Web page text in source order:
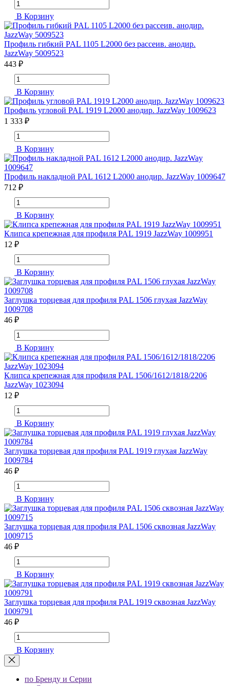
В Корзину
Профиль гибкий PAL 1105 L2000 без рассеив. анодир.
JazzWay 5009523
443 ₽
В Корзину
Профиль угловой PAL 1919 L2000 анодир. JazzWay 1009623
1 333 ₽
В Корзину
Профиль накладной PAL 1612 L2000 анодир. JazzWay 1009647
712 ₽
В Корзину
Клипса крепежная для профиля PAL 1919 JazzWay 1009951
12 ₽
В Корзину
Заглушка торцевая для профиля PAL 1506 глухая JazzWay
1009708
46 ₽
В Корзину
Клипса крепежная для профиля PAL 1506/1612/1818/2206
JazzWay 1023094
12 ₽
В Корзину
Заглушка торцевая для профиля PAL 1919 глухая JazzWay
1009784
46 ₽
В Корзину
Заглушка торцевая для профиля PAL 1506 сквозная JazzWay
1009715
46 ₽
В Корзину
Заглушка торцевая для профиля PAL 1919 сквозная JazzWay
1009791
46 ₽
В Корзину
по Бренду и Серии